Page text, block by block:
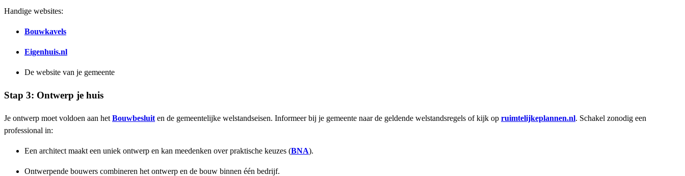
Handige websites:
Bouwkavels
Eigenhuis.nl
De website van je gemeente
Stap 3: Ontwerp je huis
Je ontwerp moet voldoen aan het Bouwbesluit en de gemeentelijke welstandseisen. Informeer bij je gemeente naar de geldende welstandsregels of kijk op ruimtelijkeplannen.nl. Schakel zonodig een
professional in:
Een architect maakt een uniek ontwerp en kan meedenken over praktische keuzes (BNA).
Ontwerpende bouwers combineren het ontwerp en de bouw binnen één bedrijf.